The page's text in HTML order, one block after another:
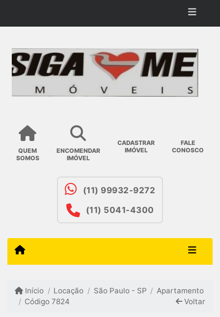
QUEM
SOMOS
ENCOMENDAR
IMÓVEL
CADASTRAR
IMÓVEL
FALE
CONOSCO
(11) 99932-9272
(11) 5041-4300
Início Locação São Paulo - SP
Apartamento
Código 7824
Voltar